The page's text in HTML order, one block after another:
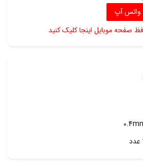
واتس آپ
صفحه موبایل اینجا کلیک کنید